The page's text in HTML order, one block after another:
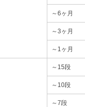
～6ヶ月
～3ヶ月
～1ヶ月
～15段
～10段
～7段